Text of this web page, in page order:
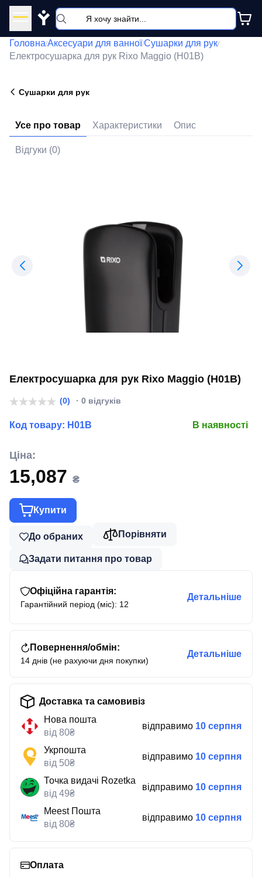
Y
Головна/Аксесуари для ванної/Сушарки для рук/
Електросушарка для рук Rixo Maggio (H01B)
Сушарки для рук
Усе про товар Характеристики Опис
Відгуки (0)
Електросушарка для рук Rixo Maggio (H01B)
(0) · 0 відгуків
Код товару: H01B В наявності
Ціна:
15,087 ₴
Купити
До обраних Порівняти
Задати питання про товар
Офіційна гарантія:
Гарантійний період (міс): 12
Детальніше
Повернення/обмін:
14 днів (не рахуючи дня покупки)
Детальніше
Доставка та самовивіз
Нова пошта
від 80₴
відправимо 10 серпня
Укрпошта
від 50₴
відправимо 10 серпня
Точка видачі Rozetka
від 49₴
відправимо 10 серпня
Meest Пошта
від 80₴
відправимо 10 серпня
Оплата